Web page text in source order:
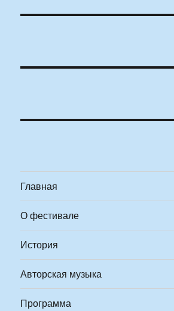
Главная
О фестивале
История
Авторская музыка
Программа